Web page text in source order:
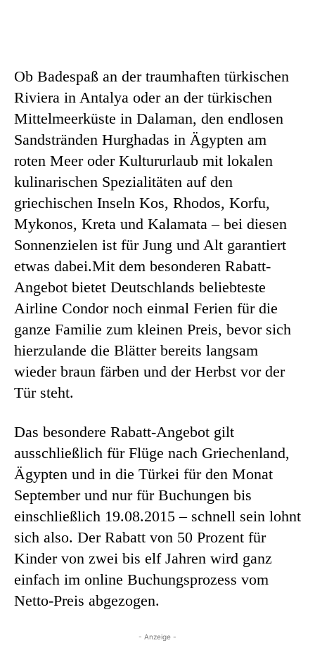
Ob Badespaß an der traumhaften türkischen
Riviera in Antalya oder an der türkischen
Mittelmeerküste in Dalaman, den endlosen
Sandstränden Hurghadas in Ägypten am
roten Meer oder Kultururlaub mit lokalen
kulinarischen Spezialitäten auf den
griechischen Inseln Kos, Rhodos, Korfu,
Mykonos, Kreta und Kalamata – bei diesen
Sonnenzielen ist für Jung und Alt garantiert
etwas dabei.Mit dem besonderen Rabatt-
Angebot bietet Deutschlands beliebteste
Airline Condor noch einmal Ferien für die
ganze Familie zum kleinen Preis, bevor sich
hierzulande die Blätter bereits langsam
wieder braun färben und der Herbst vor der
Tür steht.
Das besondere Rabatt-Angebot gilt
ausschließlich für Flüge nach Griechenland,
Ägypten und in die Türkei für den Monat
September und nur für Buchungen bis
einschließlich 19.08.2015 – schnell sein lohnt
sich also. Der Rabatt von 50 Prozent für
Kinder von zwei bis elf Jahren wird ganz
einfach im online Buchungsprozess vom
Netto-Preis abgezogen.
- Anzeige -